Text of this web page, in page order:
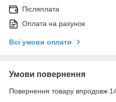
Післяплата
Оплата на рахунок
Всі умови оплати
Умови повернення
Повернення товару впродовж